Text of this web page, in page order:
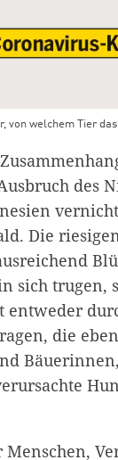
von welchem Tier
des
Die
sich trugen,
entweder
die
Menschen,